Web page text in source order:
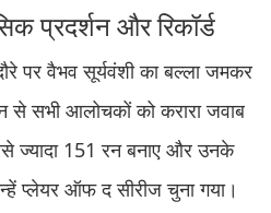
प्रदर्शन और रिकॉर्ड
पर वैभव सूर्यवंशी का बल्ला जमकर
से सभी आलोचकों को करारा जवाब
ज्यादा 151 रन बनाए और उनके
प्लेयर ऑफ द सीरीज चुना गया।